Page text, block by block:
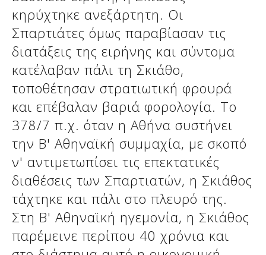
κηρύχτηκε ανεξάρτητη. Οι
Σπαρτιάτες όμως παραβίασαν τις
διατάξεις της ειρήνης και σύντομα
κατέλαβαν πάλι τη Σκιάθο,
τοποθέτησαν στρατιωτική φρουρά
και επέβαλαν βαριά φορολογία. Το
378/7 π.χ. όταν η Αθήνα συστήνει
την Β' Αθηναϊκή συμμαχία, με σκοπό
ν' αντιμετωπίσει τις επεκτατικές
διαθέσεις των Σπαρτιατών, η Σκιάθος
τάχτηκε και πάλι στο πλευρό της.
Στη Β' Αθηναϊκή ηγεμονία, η Σκιάθος
παρέμεινε περίπου 40 χρόνια και